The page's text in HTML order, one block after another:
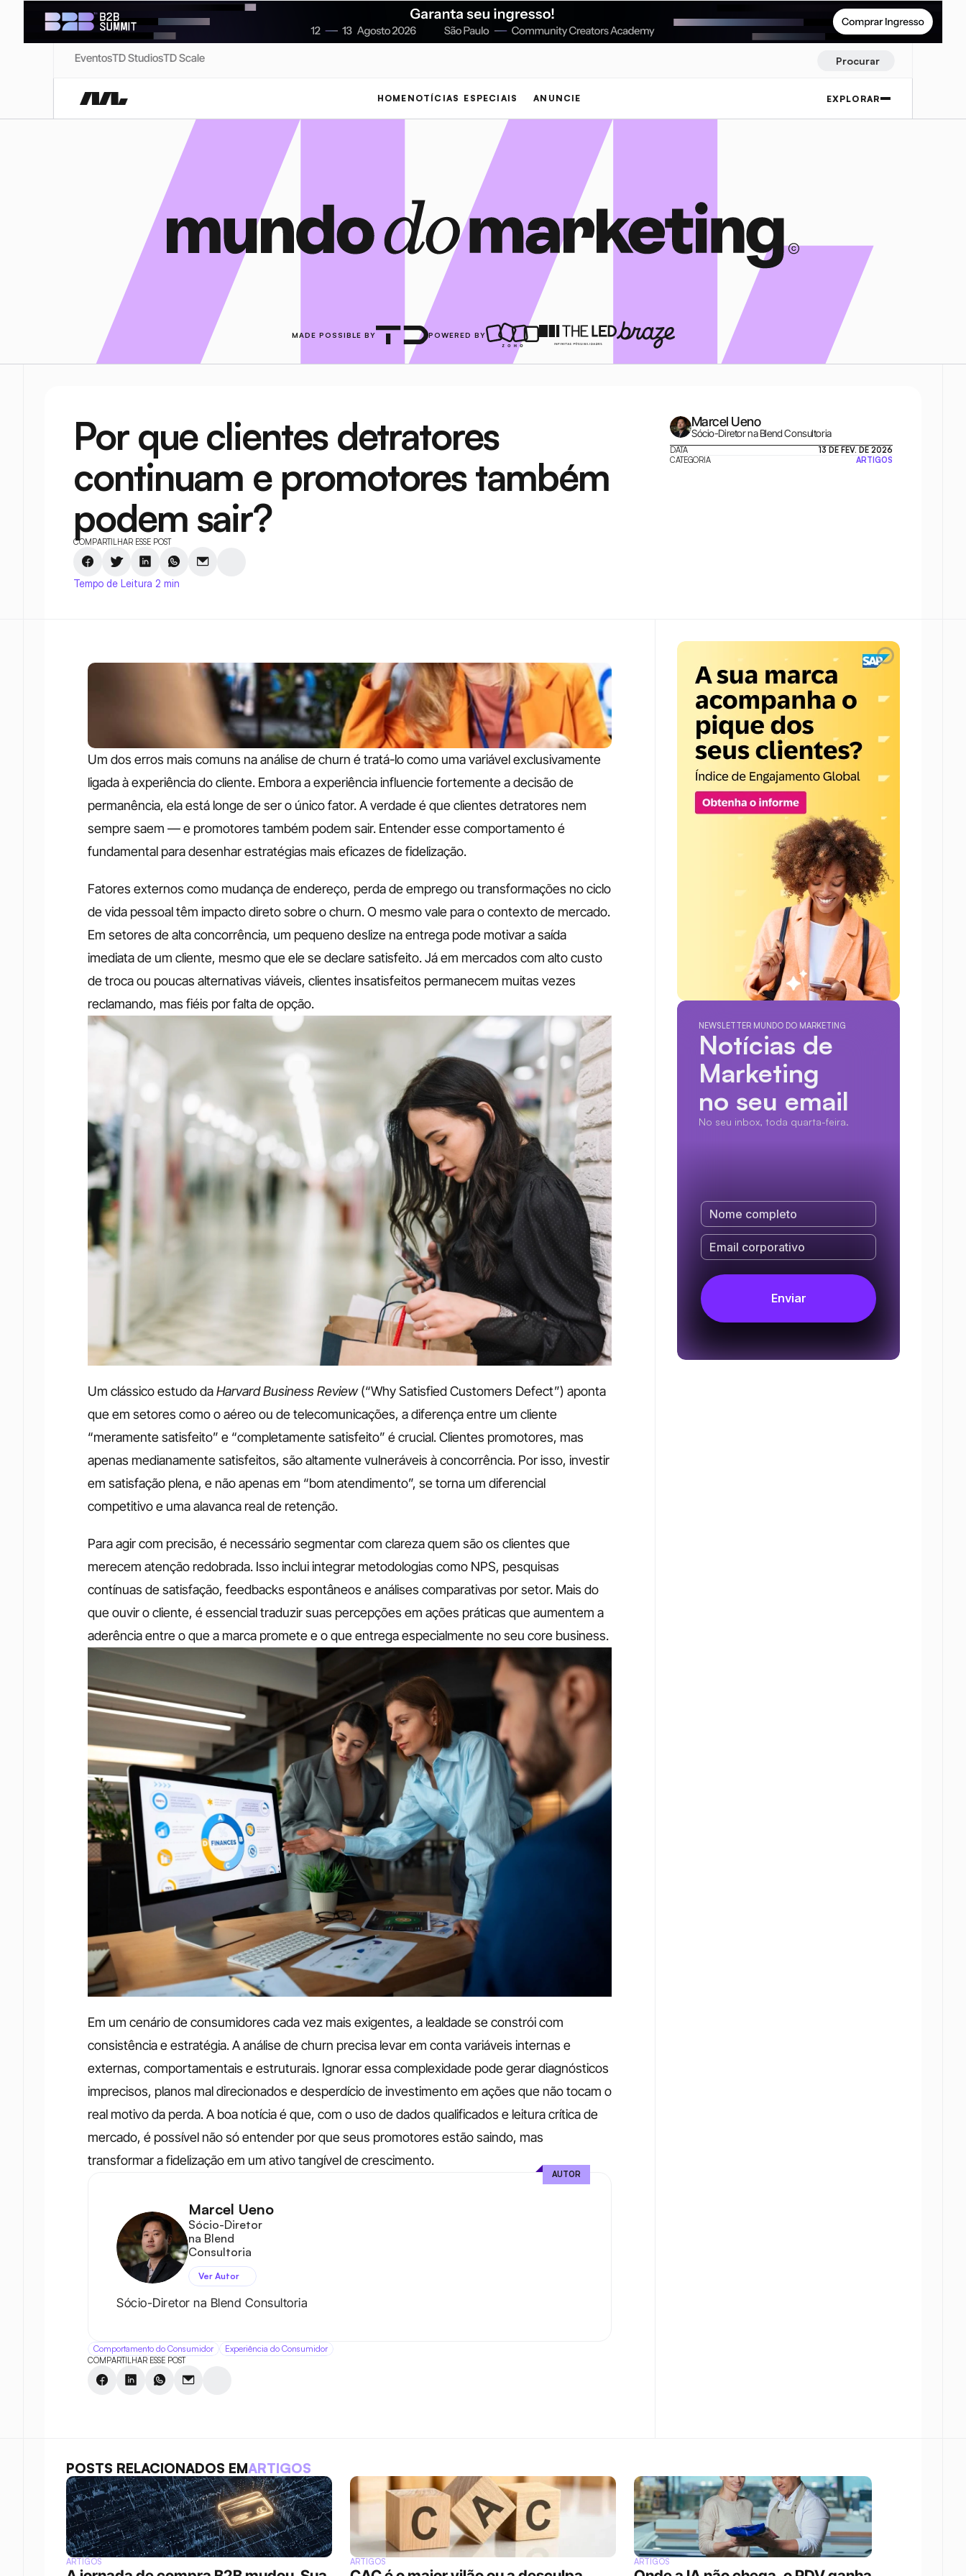
EventosTD StudiosTD Scale Procurar
HOME NOTÍCIAS ESPECIAIS ANUNCIE EXPLORAR
MADE POSSIBLE BY POWERED BY
Por que clientes detratores
continuam e promotores também
podem sair?
COMPARTILHAR ESSE POST
Tempo de Leitura 2 min
Marcel Ueno
Sócio-Diretor na Blend Consultoria
DATA
13 DE FEV. DE 2026
CATEGORIA
ARTIGOS
Um dos erros mais comuns na análise de churn é tratá-lo como uma variável exclusivamente
ligada à experiência do cliente. Embora a experiência influencie fortemente a decisão de
permanência, ela está longe de ser o único fator. A verdade é que clientes detratores nem
sempre saem — e promotores também podem sair. Entender esse comportamento é
fundamental para desenhar estratégias mais eficazes de fidelização.
Fatores externos como mudança de endereço, perda de emprego ou transformações no ciclo
de vida pessoal têm impacto direto sobre o churn. O mesmo vale para o contexto de mercado.
Em setores de alta concorrência, um pequeno deslize na entrega pode motivar a saída
imediata de um cliente, mesmo que ele se declare satisfeito. Já em mercados com alto custo
de troca ou poucas alternativas viáveis, clientes insatisfeitos permanecem muitas vezes
reclamando, mas fiéis por falta de opção.
Um clássico estudo da Harvard Business Review (“Why Satisfied Customers Defect”) aponta
que em setores como o aéreo ou de telecomunicações, a diferença entre um cliente
“meramente satisfeito” e “completamente satisfeito” é crucial. Clientes promotores, mas
apenas medianamente satisfeitos, são altamente vulneráveis à concorrência. Por isso, investir
em satisfação plena, e não apenas em “bom atendimento”, se torna um diferencial
competitivo e uma alavanca real de retenção.
Para agir com precisão, é necessário segmentar com clareza quem são os clientes que
merecem atenção redobrada. Isso inclui integrar metodologias como NPS, pesquisas
contínuas de satisfação, feedbacks espontâneos e análises comparativas por setor. Mais do
que ouvir o cliente, é essencial traduzir suas percepções em ações práticas que aumentem a
aderência entre o que a marca promete e o que entrega especialmente no seu core business.
Em um cenário de consumidores cada vez mais exigentes, a lealdade se constrói com
consistência e estratégia. A análise de churn precisa levar em conta variáveis internas e
externas, comportamentais e estruturais. Ignorar essa complexidade pode gerar diagnósticos
imprecisos, planos mal direcionados e desperdício de investimento em ações que não tocam o
real motivo da perda. A boa notícia é que, com o uso de dados qualificados e leitura crítica de
mercado, é possível não só entender por que seus promotores estão saindo, mas
transformar a fidelização em um ativo tangível de crescimento.
Comportamento do Consumidor Experiência do Consumidor
COMPARTILHAR ESSE POST
Marcel Ueno
Sócio-Diretor
na Blend
Consultoria
Ver Autor
Sócio-Diretor na Blend Consultoria
AUTOR
NEWSLETTER MUNDO DO MARKETING
Notícias de
Marketing
no seu email
No seu inbox, toda quarta-feira.
POSTS RELACIONADOS EMARTIGOS
ARTIGOS ARTIGOS ARTIGOS